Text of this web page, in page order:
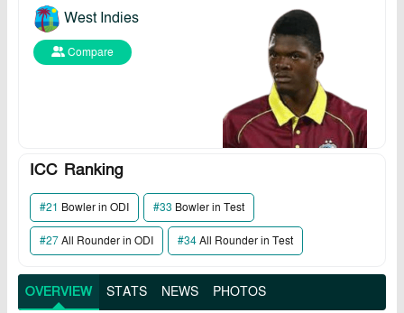
West Indies
Compare
ICC Ranking
#21 Bowler in ODI #33 Bowler in Test
#27All Rounder in ODI #34All Rounder in Test
OVERVIEW STATS NEWS PHOTOS